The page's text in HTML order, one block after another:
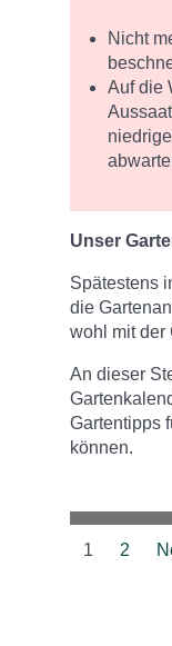
Nicht
Auf die
Unser
Spätestens
die
wohl mit der
An dieser
Gartentipps
können.
1 2